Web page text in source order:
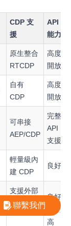
CDP支
援
API
能力
原生整合
RTCDP
高度
開放
自有
CDP
高度
開放
可串接
AEP/CDP
完整
API
支援
輕量級內
建 CDP
良好
支援外部
串接
良好
高
聯繫我們